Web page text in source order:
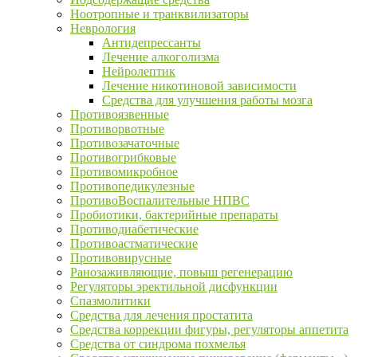
Ноотропные и транквилизаторы
Неврология
Антидепрессанты
Лечение алкоголизма
Нейролептик
Лечение никотиновой зависимости
Средства для улучшения работы мозга
Противоязвенные
Противорвотные
Противозачаточные
Противогрибковые
Противомикробное
Противопедикулезные
ПротивоВоспалительные НПВС
Пробиотики, бактерийные препараты
Противодиабетические
Противоастматические
Противовирусные
Ранозаживляющие, повыш регенерацию
Регуляторы эректильной дисфункции
Спазмолитики
Средства для лечения простатита
Средства коррекции фигуры, регуляторы аппетита
Средства от синдрома похмелья